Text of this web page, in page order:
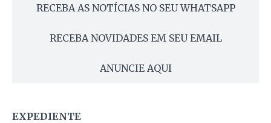
RECEBA AS NOTÍCIAS NO SEU WHATSAPP
RECEBA NOVIDADES EM SEU EMAIL
ANUNCIE AQUI
EXPEDIENTE